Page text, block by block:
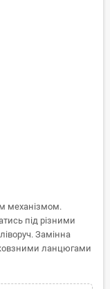
механізмом.
під різними
Замінна
ланцюгами